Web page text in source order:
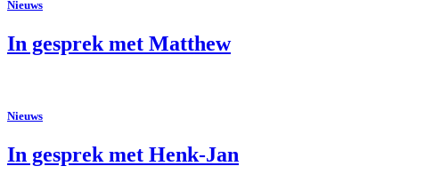
Nieuws
In gesprek met Matthew
Nieuws
In gesprek met Henk-Jan